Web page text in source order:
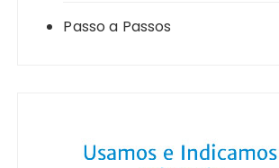
Passo a Passos